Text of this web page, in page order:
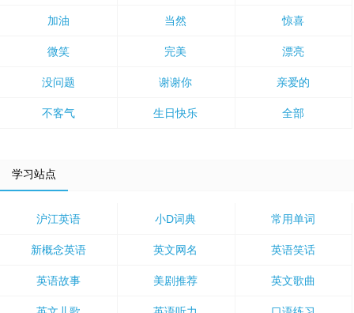
加油 当然 惊喜
微笑 完美 漂亮
没问题 谢谢你 亲爱的
不客气 生日快乐 全部
学习站点
沪江英语 小D词典 常用单词
新概念英语 英文网名 英语笑话
英语故事 美剧推荐 英文歌曲